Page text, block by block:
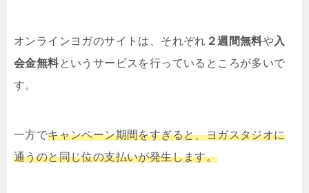
オンラインヨガのサイトは、それぞれ ２週間無料や入
会金無料というサービスを行っているところが多いで
す。
一方でキャンペーン期間をすぎると、ヨガスタジオに
通うのと同じ位の支払いが発生します。